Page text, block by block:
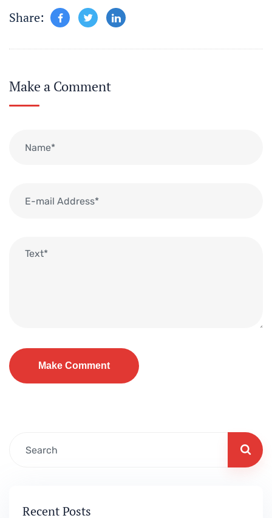
Share:
Make a Comment
Recent Posts